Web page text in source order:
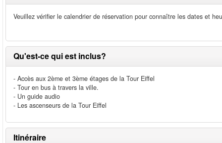
Veuillez vérifier le calendrier de réservation pour connaître les dates et
Qu'est-ce qui est inclus?
- Accès aux 2ème et 3ème étages de la Tour Eiffel
- Tour en bus à travers la ville.
- Un guide audio
- Les ascenseurs de la Tour Eiffel
Itinéraire